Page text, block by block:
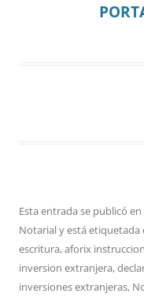
Esta entrada se publicó en
Notarialy está etiquetada
escritura,aforix
inversion extranjera,
inversiones extranjeras,